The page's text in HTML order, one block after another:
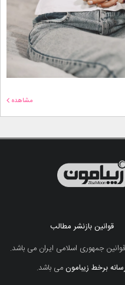
مشاهده
قوانین بازنشر مطالب
جمهوری اسلامی ایران می باشد.
برخط زیبامونمی باشد.